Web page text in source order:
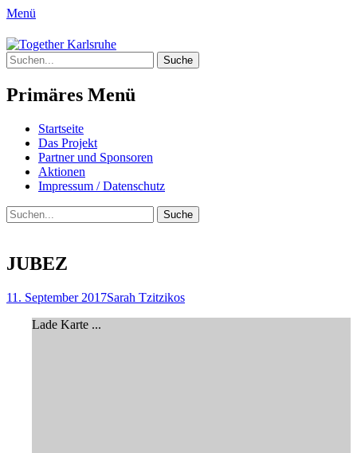
Menü
Together Karlsruhe
Integration von jungen Menschen mit
Fluchterfahrung und
Migrationshintergrund
Suche
nach:
Primäres Menü
Springe
zum
Inhalt
Startseite
Das Projekt
Partner und Sponsoren
Aktionen
Impressum / Datenschutz
Suchen
Suche
nach:
JUBEZ
Posted
11. September 2017Author
Sarah Tzitzikos
Lade Karte ...